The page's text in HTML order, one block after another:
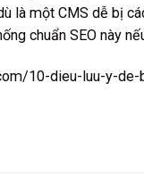
là một CMS dễ bị
chuẩn SEO này
10-dieu-luu-y-